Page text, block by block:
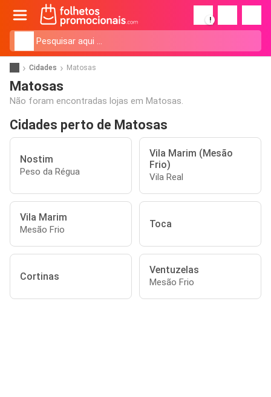
!
Cidades Matosas
Matosas
Não foram encontradas lojas em Matosas.
Cidades perto de Matosas
Nostim
Peso da Régua
Vila Marim (Mesão
Frio)
Vila Real
Vila Marim
Mesão Frio Toca
Cortinas
Ventuzelas
Mesão Frio